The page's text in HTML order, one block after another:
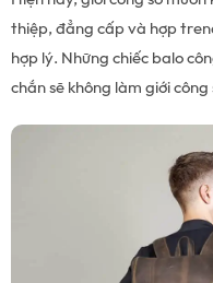
thiệp, đẳng cấp và hợp
hợp lý. Những chiếc balo
chắn sẽ không làm giới